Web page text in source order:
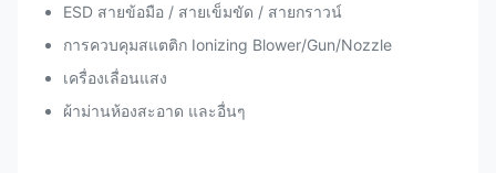
ESD สายข้อมือ / สายเข็มขัด / สายกราวน์
การควบคุมสแตติก Ionizing Blower/Gun/Nozzle
เครื่องเลื่อนแสง
ผ้าม่านห้องสะอาด และอื่นๆ